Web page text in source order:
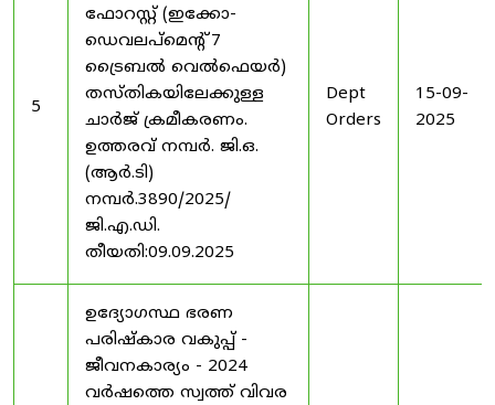
5
ഫോറസ്റ്റ് (ഇക്കോ-
ഡെവലപ്മെന്റ് 7
ട്രൈബൽ വെൽഫെയർ)
തസ്തികയിലേക്കുള്ള
ചാർജ് ക്രമീകരണം.
ഉത്തരവ് നമ്പർ. ജി.ഒ.
(ആർ.ടി)
നമ്പർ.3890/2025/
ജി.എ.ഡി.
തീയതി:09.09.2025
Dept
Orders
15-09-
2025
ഉദ്യോഗസ്ഥ ഭരണ
പരിഷ്കാര വകുപ്പ് -
ജീവനകാര്യം - 2024
വർഷത്തെ സ്വത്ത് വിവര